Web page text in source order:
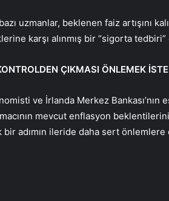
uzmanlar, beklenen faiz artışını
karşı alınmış bir “sigorta
ÇIKMASI ÖNLEMEK
ve İrlanda Merkez Bankası’nın
mevcut enflasyon
bir adımın ileride daha sert